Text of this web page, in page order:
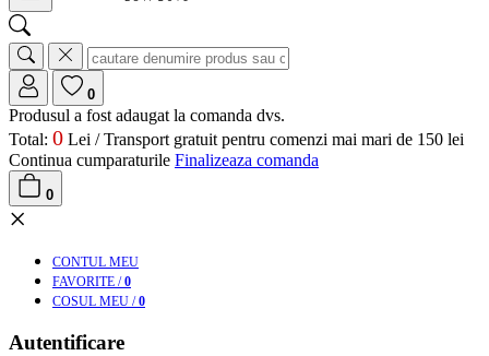
0
Produsul a fost adaugat la comanda dvs.
Total: 0 Lei /Transport gratuit pentru comenzi mai mari de 150 lei
Continua cumparaturile Finalizeaza comanda
0
×
CONTUL MEU
FAVORITE / 0
COSUL MEU / 0
Autentificare